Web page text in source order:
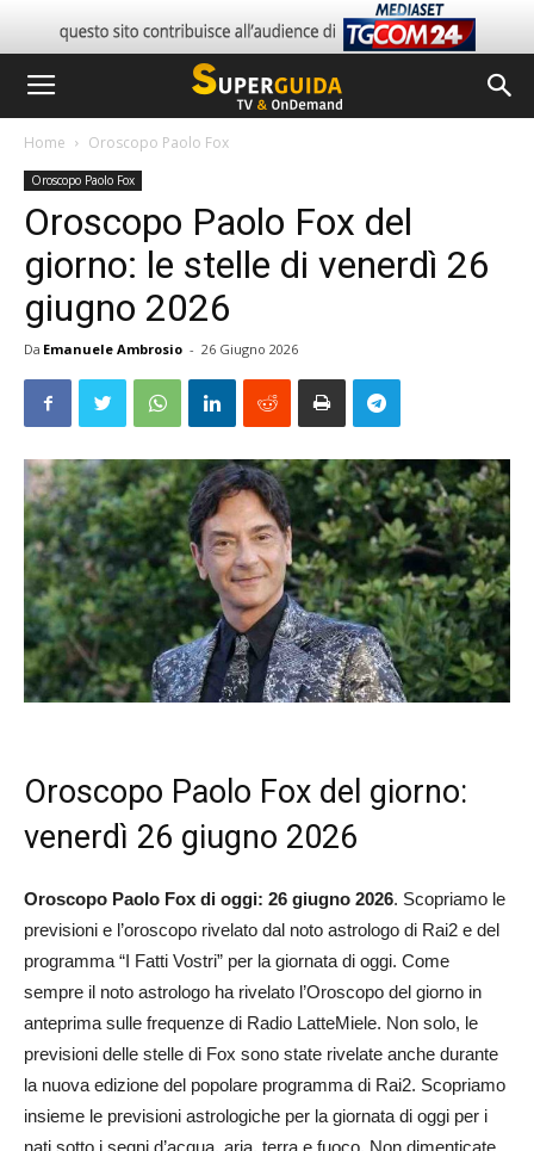
Home Oroscopo Paolo Fox
Oroscopo Paolo Fox
Oroscopo Paolo Fox del
giorno: le stelle di venerdì 26
giugno 2026
Da Emanuele Ambrosio - 26 Giugno 2026
Oroscopo Paolo Fox del giorno:
venerdì 26 giugno 2026
Oroscopo Paolo Fox di oggi: 26 giugno 2026. Scopriamo le
previsioni e l’oroscopo rivelato dal noto astrologo di Rai2 e del
programma “I Fatti Vostri” per la giornata di oggi. Come
sempre il noto astrologo ha rivelato l’Oroscopo del giorno in
anteprima sulle frequenze di Radio LatteMiele. Non solo, le
previsioni delle stelle di Fox sono state rivelate anche durante
la nuova edizione del popolare programma di Rai2. Scopriamo
insieme le previsioni astrologiche per la giornata di oggi per i
nati sotto i segni d’acqua, aria, terra e fuoco. Non dimenticate